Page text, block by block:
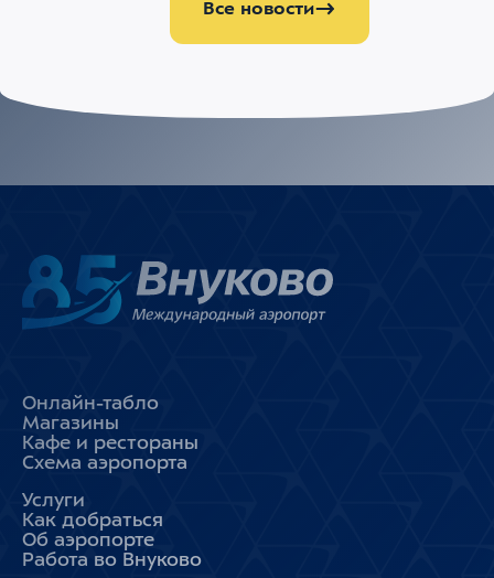
Все новости
Онлайн-табло
Магазины
Кафе и рестораны
Схема аэропорта
Услуги
Как добраться
Об аэропорте
Работа во Внуково